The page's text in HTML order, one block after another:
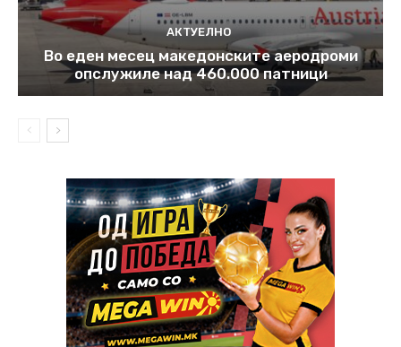
АКТУЕЛНО
Во еден месец македонските аеродроми
опслужиле над 460.000 патници